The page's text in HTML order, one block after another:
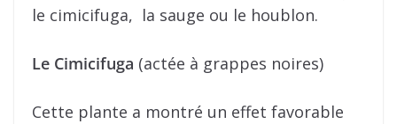
le cimicifuga, la sauge ou le houblon.
Le Cimicifuga (actée à grappes noires)
Cette plante a montré un effet favorable